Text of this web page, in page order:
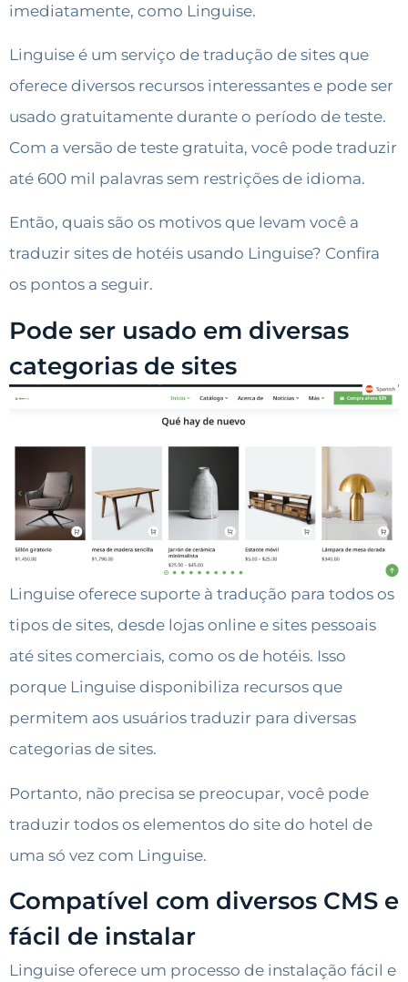
imediatamente, como Linguise.
Linguise é um serviço de tradução de sites que
oferece diversos recursos interessantes e pode ser
usado gratuitamente durante o período de teste.
Com a versão de teste gratuita, você pode traduzir
até 600 mil palavras sem restrições de idioma.
Então, quais são os motivos que levam você a
traduzir sites de hotéis usando Linguise? Confira
os pontos a seguir.
Pode ser usado em diversas
categorias de sites
Linguise oferece suporte à tradução para todos os
tipos de sites, desde lojas online e sites pessoais
até sites comerciais, como os de hotéis. Isso
porque Linguise disponibiliza recursos que
permitem aos usuários traduzir para diversas
categorias de sites.
Portanto, não precisa se preocupar, você pode
traduzir todos os elementos do site do hotel de
uma só vez com Linguise.
Compatível com diversos CMS e
fácil de instalar
Linguise oferece um processo de instalação fácil e